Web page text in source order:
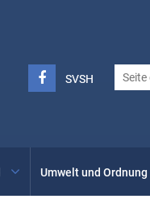
SVSH
FACEBOOK
SVSH
Umwelt und Ordnung